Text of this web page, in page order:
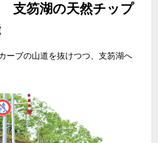
支笏湖の天然チップ
ーブの山道を抜けつつ、支笏湖へ